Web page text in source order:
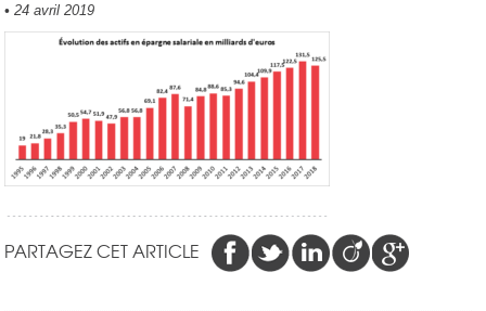
• 24 avril 2019
PARTAGEZ CET ARTICLE